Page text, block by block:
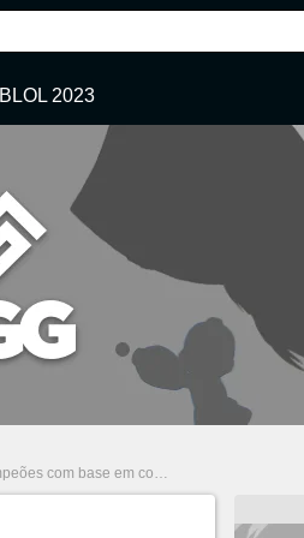
2023
time inimigo e mais em tempo real